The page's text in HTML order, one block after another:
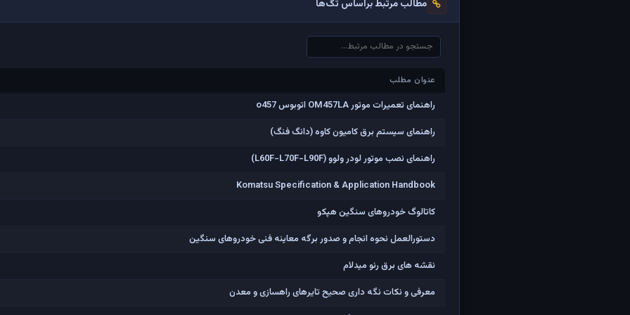
مطالب مرتبط براساس تگ‌ها
عنوان مطلب
عنوان مطلب
راهنمای تعمیرات موتور OM457LA اتوبوس o457
راهنمای سیستم برق کامیون کاوه (دانگ فنگ)
راهنمای نصب موتور لودر ولوو (L60F-L70F-L90F)
Komatsu Specification & Application Handbook
کاتالوگ خودروهای سنگین هپکو
دستورالعمل نحوه انجام و صدور برگه معاینه فنی خودروهای سنگین
نقشه های برق رنو میدلام
معرفی و نکات نگه داری صحیح تایرهای راهسازی و معدن